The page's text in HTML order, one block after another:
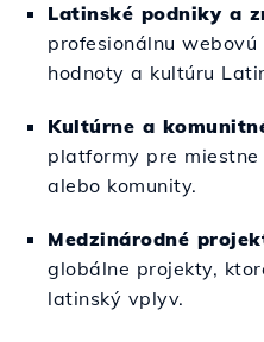
Latinské podniky a
profesionálnu
hodnoty a kultúru
Kultúrne a
platformy pre
alebo komunity.
Medzinárodné
globálne projekty,
latinský vplyv.